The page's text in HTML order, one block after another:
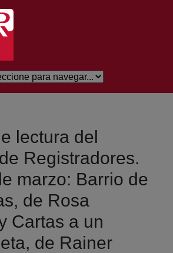
lectura del
Registradores.
marzo: Barrio de
de Rosa
Cartas a un
de Rainer